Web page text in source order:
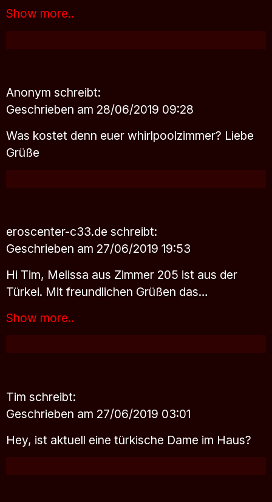
Show more..
Anonym schreibt:
Geschrieben am 28/06/2019 09:28
Was kostet denn euer whirlpoolzimmer? Liebe
Grüße
eroscenter-c33.de schreibt:
Geschrieben am 27/06/2019 19:53
Hi Tim, Melissa aus Zimmer 205 ist aus der
Türkei. Mit freundlichen Grüßen das…
Show more..
Tim schreibt:
Geschrieben am 27/06/2019 03:01
Hey, ist aktuell eine türkische Dame im Haus?